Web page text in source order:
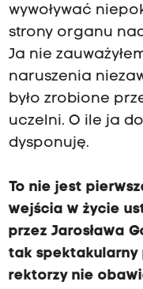
wywoływać
strony organu
Ja nie
naruszenia
było zrobione
uczelni. O ile ja
dysponuję.
To nie jest
wejścia w życie
przez Jarosława
tak spektakularny
rektorzy nie